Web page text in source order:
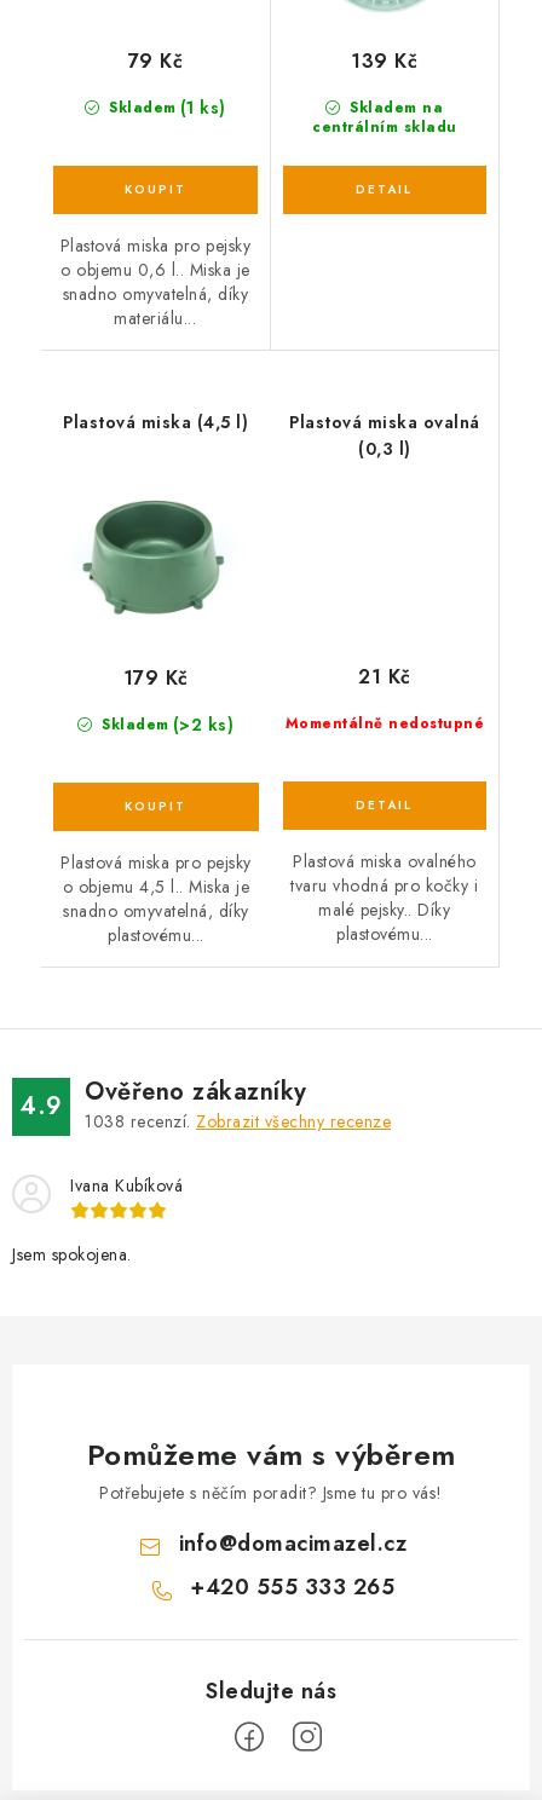
Skladem (1 ks)
79 Kč
Plastová miska pro pejsky
o objemu 0,6 l.. Miska je
snadno omyvatelná, díky
materiálu...
Skladem na
centrálním skladu
139 Kč
Plastová miska (4,5 l)
Skladem (>2 ks)
179 Kč
Plastová miska pro pejsky
o objemu 4,5 l.. Miska je
snadno omyvatelná, díky
plastovému...
Plastová miska ovalná
(0,3 l)
Momentálně nedostupné
21 Kč
Plastová miska ovalného
tvaru vhodná pro kočky i
malé pejsky.. Díky
plastovému...
4.9 Ověřeno zákazníky
1038 recenzí. Zobrazit všechny recenze
Ivana Kubíková
Jsem spokojena.
Pomůžeme vám s výběrem
Potřebujete s něčím poradit? Jsme tu pro vás!
info@domacimazel.cz
+420 555 333 265